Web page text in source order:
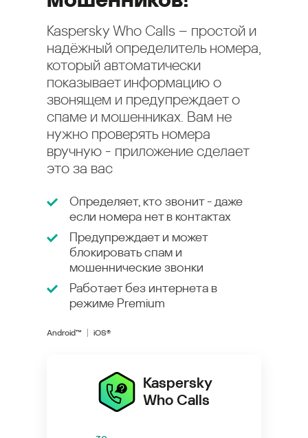
Kaspersky Who Calls – простой и
надёжный определитель номера,
который автоматически
показывает информацию о
звонящем и предупреждает о
спаме и мошенниках. Вам не
нужно проверять номера
вручную - приложение сделает
это за вас
Определяет, кто звонит - даже
если номера нет в контактах
Предупреждает и может
блокировать спам и
мошеннические звонки
Работает без интернета в
режиме Premium
Android™ iOS®
Kaspersky
Who Calls